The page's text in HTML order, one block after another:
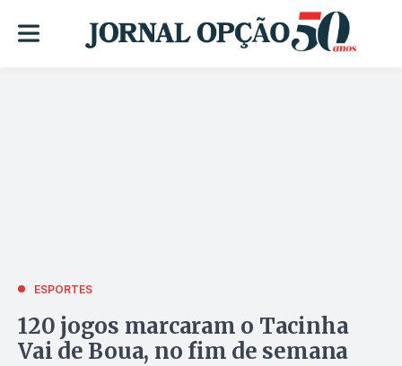
ESPORTES
120 jogos marcaram o Tacinha
Vai de Boua, no fim de semana